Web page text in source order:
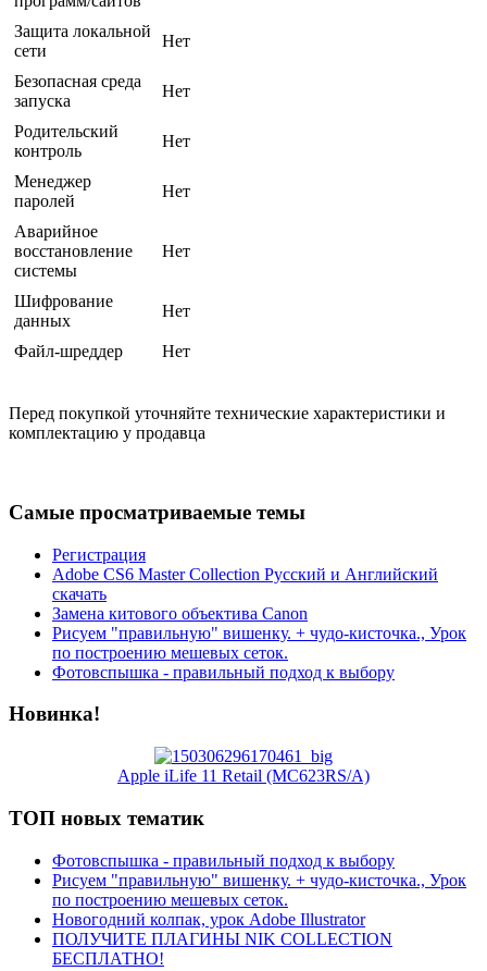
Защита локальной
сети
Нет
Безопасная среда
запуска
Нет
Родительский
контроль
Нет
Менеджер
паролей
Нет
Аварийное
восстановление
системы
Нет
Шифрование
данных
Нет
Файл-шреддер Нет
Перед покупкой уточняйте технические характеристики и
комплектацию у продавца
Самые просматриваемые темы
Регистрация
Adobe CS6 Master Collection Русский и Английский
скачать
Замена китового объектива Canon
Рисуем "правильную" вишенку. + чудо-кисточка., Урок
по построению мешевых сеток.
Фотовспышка - правильный подход к выбору
Новинка!
Apple iLife 11 Retail (MC623RS/A)
ТОП новых тематик
Фотовспышка - правильный подход к выбору
Рисуем "правильную" вишенку. + чудо-кисточка., Урок
по построению мешевых сеток.
Новогодний колпак, урок Adobe Illustrator
ПОЛУЧИТЕ ПЛАГИНЫ NIK COLLECTION
БЕСПЛАТНО!